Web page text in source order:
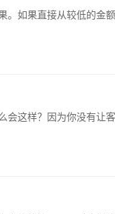
如果直接从较低的金
这样？因为你没有让